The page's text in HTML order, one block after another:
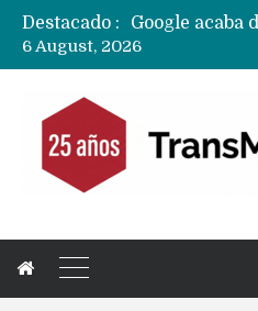
Destacado :
6 August, 2026